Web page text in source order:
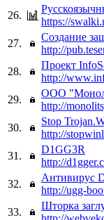
26.
https://
27.
Создание
http://
28.
Проект
http://
29.
ООО
http://
30.
Stop
http://
31.
D1GG3R
http://
32.
Антивирус
http://ugg-
33.
Шторка